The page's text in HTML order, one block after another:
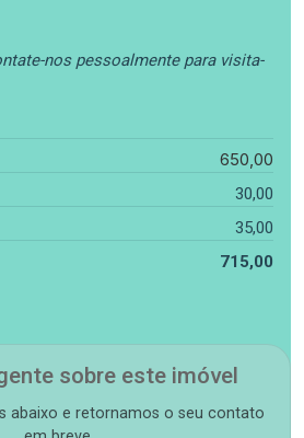
nos pessoalmente para visita-
650,00
30,00
35,00
715,00
sobre este imóvel
abaixo e retornamos o seu contato